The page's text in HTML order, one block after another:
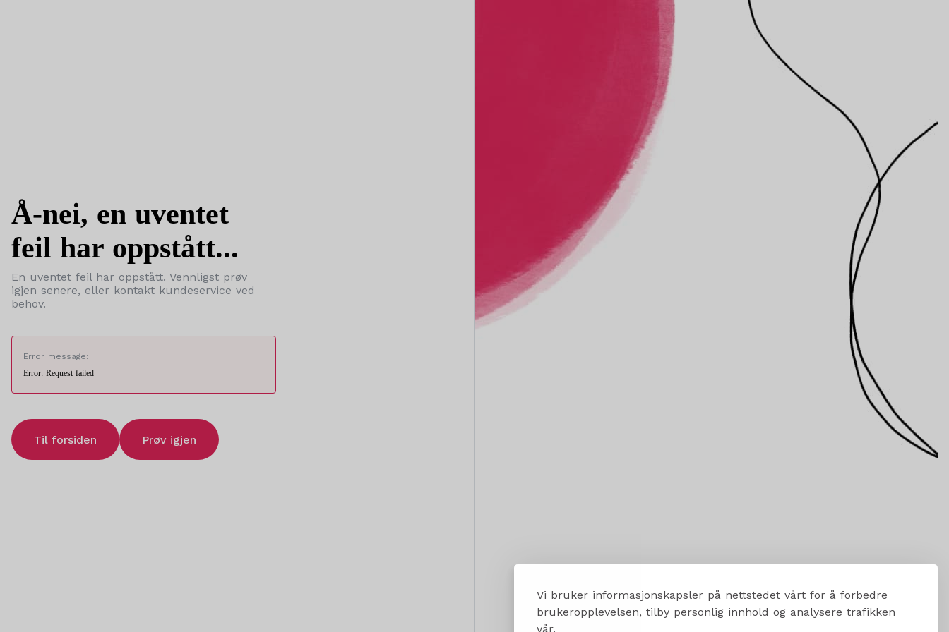
Vi bruker informasjonskapsler på nettstedet vårt for å forbedre
brukeropplevelsen, tilby personlig innhold og analysere trafikken
vår.
Å-nei, en uventet
feil har oppstått...
En uventet feil har oppstått. Vennligst prøv
igjen senere, eller kontakt kundeservice ved
behov.
Error message:
Error: Request failed
Til forsiden Prøv igjen